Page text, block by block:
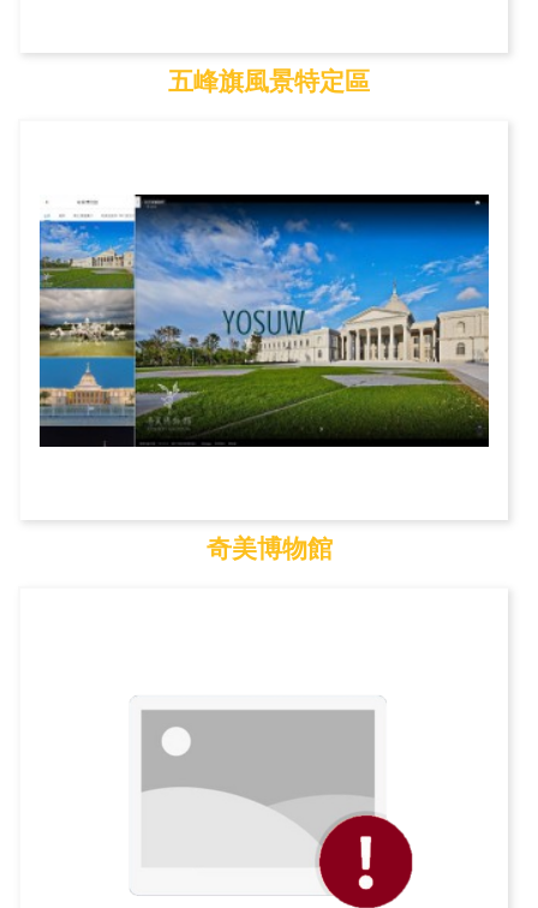
五峰旗風景特定區
奇美博物館